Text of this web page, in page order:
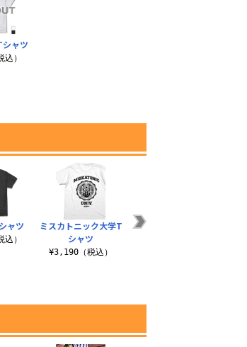
ャツ
）
ャツ
）
ミスカトニック大学T
シャツ
¥3,190（税込）
リコリス セカンド ド